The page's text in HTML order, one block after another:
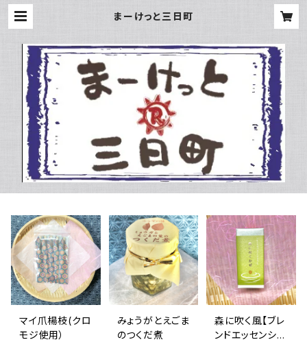
まーけっと三日町
マイ爪楊枝(クロ
モジ使用）
みょうがとえごま
のつくだ煮
森に吹く風【ブレ
ンドエッセンシャ